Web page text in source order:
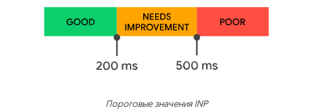
Пороговые значения INP